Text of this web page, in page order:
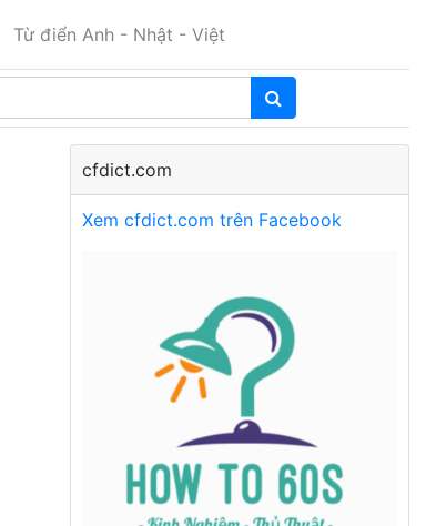
Từ điển Anh - Nhật - Việt
cfdict.com
Xem cfdict.com trên Facebook